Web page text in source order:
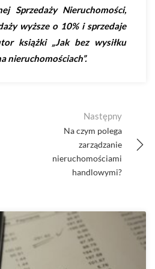
Sprzedaży Nieruchomości,
wyższe o 10% i sprzedaje
książki „Jak bez wysiłku
nieruchomościach”.
Następny
Na czym polega
zarządzanie
nieruchomościami
handlowymi?